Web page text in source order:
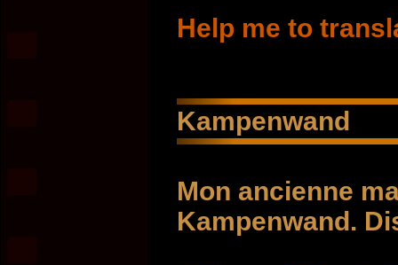
Help me to
Kampenwand
Mon ancienne
Kampenwand.